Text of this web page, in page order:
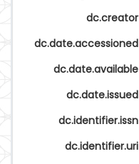
dc.creator
dc.date.accessioned
dc.date.available
dc.date.issued
dc.identifier.issn
dc.identifier.uri